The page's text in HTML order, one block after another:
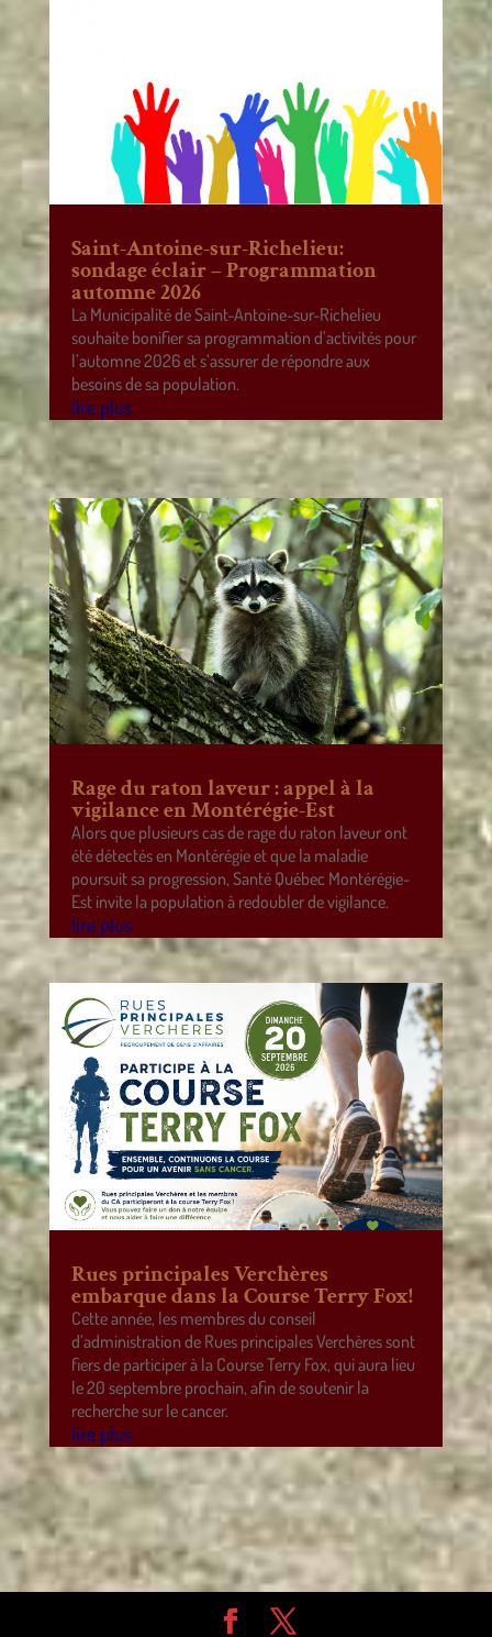
Saint-Antoine-sur-Richelieu:
sondage éclair – Programmation
automne 2026
La Municipalité de Saint-Antoine-sur-Richelieu
souhaite bonifier sa programmation d’activités pour
l’automne 2026 et s’assurer de répondre aux
besoins de sa population.
lire plus
Rage du raton laveur : appel à la
vigilance en Montérégie-Est
Alors que plusieurs cas de rage du raton laveur ont
été détectés en Montérégie et que la maladie
poursuit sa progression, Santé Québec Montérégie-
Est invite la population à redoubler de vigilance.
lire plus
Rues principales Verchères
embarque dans la Course Terry Fox!
Cette année, les membres du conseil
d’administration de Rues principales Verchères sont
fiers de participer à la Course Terry Fox, qui aura lieu
le 20 septembre prochain, afin de soutenir la
recherche sur le cancer.
lire plus